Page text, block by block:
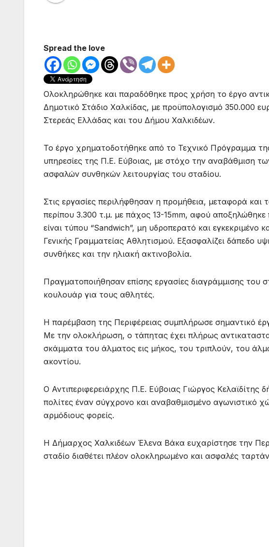
Spread the love
Ολοκληρώθηκε και παραδόθηκε προς χρήση το έργο
Δημοτικό Στάδιο Χαλκίδας, με προϋπολογισμό 350.000
Στερεάς Ελλάδας και του Δήμου Χαλκιδέων.
Το έργο χρηματοδοτήθηκε από το Τεχνικό Πρόγραμμα
υπηρεσίες της Π.Ε. Εύβοιας, με στόχο την αναβάθμιση
ασφαλών συνθηκών λειτουργίας του σταδίου.
Στις εργασίες περιλήφθησαν η προμήθεια, μεταφορά
περίπου 3.300 τ.μ. με πάχος 13-15mm, αφού
είναι τύπου “Sandwich”, μη υδροπερατό και εγκεκριμένο
Γενικής Γραμματείας Αθλητισμού. Εξασφαλίζει δάπεδο
συνθήκες και την ηλιακή ακτινοβολία.
Πραγματοποιήθησαν επίσης εργασίες διαγράμμισης του
κουλουάρ για τους αθλητές.
Η παρέμβαση της Περιφέρειας συμπλήρωσε σημαντικό
Με την ολοκλήρωση, ο τάπητας έχει πλήρως
σκάμματα του άλματος εις μήκος, του τριπλούν, του
ακοντίου.
Ο Αντιπεριφερειάρχης Π.Ε. Εύβοιας Γιώργος Κελαϊδίτης
πολίτες έναν σύγχρονο και αναβαθμισμένο αγωνιστικό
αρμόδιους φορείς.
Η Δήμαρχος Χαλκιδέων Έλενα Βάκα ευχαρίστησε την
σταδίο διαθέτει πλέον ολοκληρωμένο και ασφαλές